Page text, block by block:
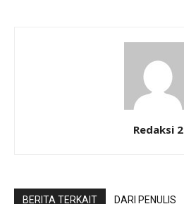
Redaksi 2
BERITA TERKAIT DARI PENULIS